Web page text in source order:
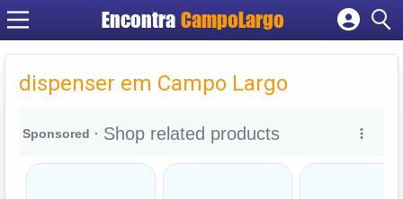
Encontra CampoLargo
Cadastrar empresa
Criar conta
dispenser em Campo Largo